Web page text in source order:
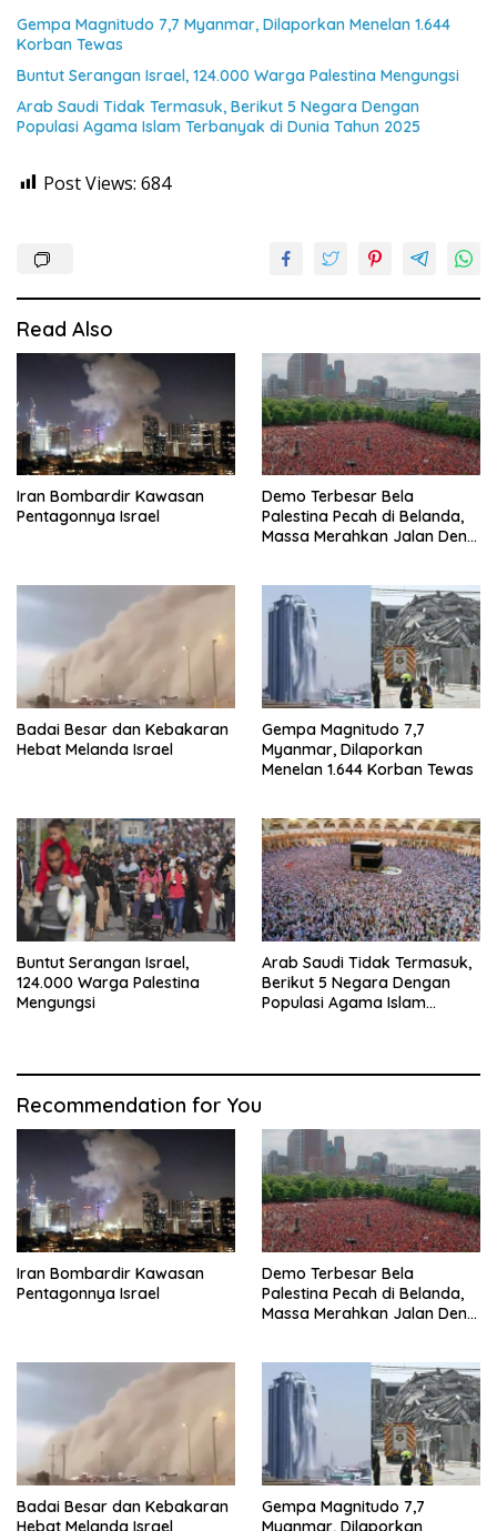
Gempa Magnitudo 7,7 Myanmar, Dilaporkan Menelan 1.644
Korban Tewas
Buntut Serangan Israel, 124.000 Warga Palestina Mengungsi
Arab Saudi Tidak Termasuk, Berikut 5 Negara Dengan
Populasi Agama Islam Terbanyak di Dunia Tahun 2025
Post Views: 684
Read Also
Iran Bombardir Kawasan
Pentagonnya Israel
Demo Terbesar Bela
Palestina Pecah di Belanda,
Massa Merahkan Jalan Den
Badai Besar dan Kebakaran
Hebat Melanda Israel
Gempa Magnitudo 7,7
Myanmar, Dilaporkan
Menelan 1.644 Korban Tewas
Buntut Serangan Israel,
124.000 Warga Palestina
Mengungsi
Arab Saudi Tidak Termasuk,
Berikut 5 Negara Dengan
Populasi Agama Islam
Recommendation for You
Iran Bombardir Kawasan
Pentagonnya Israel
Demo Terbesar Bela
Palestina Pecah di Belanda,
Massa Merahkan Jalan Den
Badai Besar dan Kebakaran
Hebat Melanda Israel
Gempa Magnitudo 7,7
Myanmar, Dilaporkan